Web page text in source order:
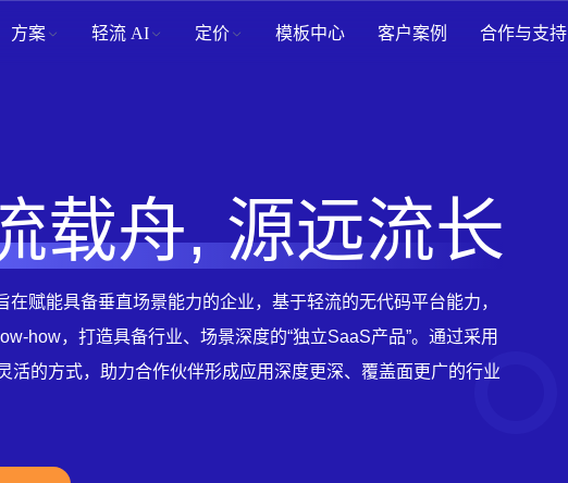
方案 轻流 AI 定价 模板中心 客户案例 合作与支持
载舟, 源远流长
在赋能具备垂直场景能力的企业，基于轻流的无代码平台能力，
how，打造具备行业、场景深度的“独立SaaS产品”。通过采用
活的方式，助力合作伙伴形成应用深度更深、覆盖面更广的行业